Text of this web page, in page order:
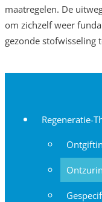
maatregelen. De
om zichzelf weer
gezonde stofwisseling
Regeneratie-